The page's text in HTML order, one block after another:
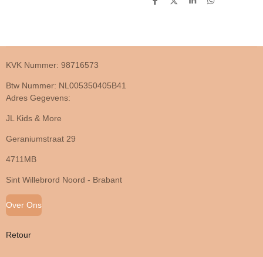
D
D
S
D
KVK Nummer: 98716573
Btw Nummer: NL005350405B41
Adres Gegevens:
JL Kids & More
Geraniumstraat 29
4711MB
Sint Willebrord Noord - Brabant
Over Ons
Retour